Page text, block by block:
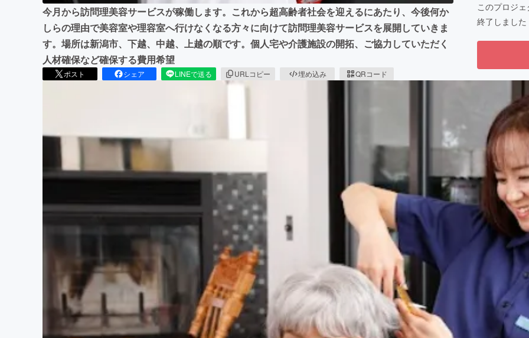
今月から訪問理美容サービスが稼働します。これから超高齢者社会を迎えるにあたり、今後何か
しらの理由で美容室や理容室へ行けなくなる方々に向けて訪問理美容サービスを展開していきま
す。場所は新潟市、下越、中越、上越の順です。個人宅や介護施設の開拓、ご協力していただく
人材確保など確保する費用希望
ポスト シェア LINEで送る URLコピー 埋め込み QRコード
このプロジ
終了しました